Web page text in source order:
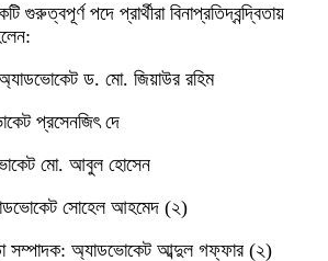
গুরুত্বপূর্ণ পদে প্রার্থীরা বিনাপ্রতিদ্বন্দ্বিতায়
ড. মো. জিয়াউর রহিম
প্রসেনজিৎ দে
মো. আবুল হোসেন
সোহেল আহমেদ (২)
সম্পাদক: অ্যাডভোকেট আব্দুল গফ্ফার (২)